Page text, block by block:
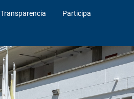
Transparencia Participa